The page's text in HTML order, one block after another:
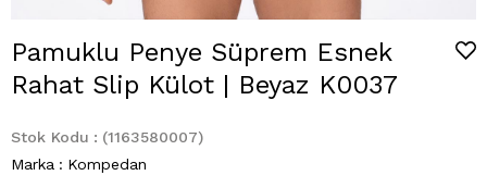
Pamuklu Penye Süprem Esnek
Rahat Slip Külot | Beyaz K0037
Stok Kodu
(1163580007)
Marka : Kompedan